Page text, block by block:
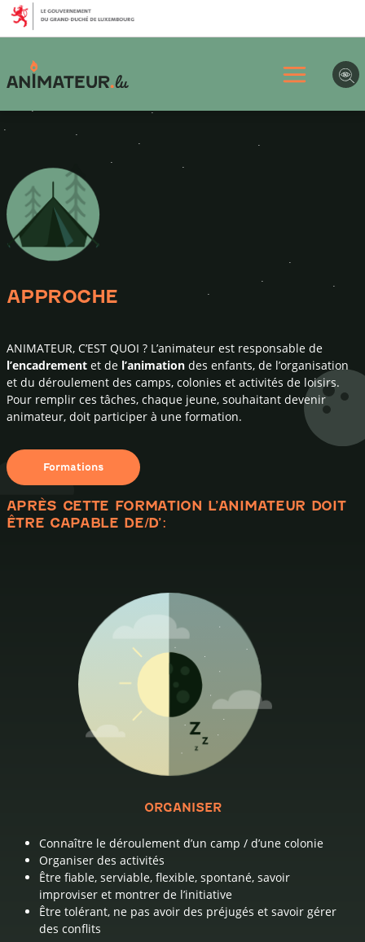
Aller
au
menu
principal
Aller
au
contenu
Aller
au
pied
page
APPROCHE
ANIMATEUR, C’EST QUOI ? L’animateur est responsable de
l’encadrementet de l’animationdes enfants, de l’organisation
et du déroulement des camps, colonies et activités de loisirs.
Pour remplir ces tâches, chaque jeune, souhaitant devenir
animateur, doit participer à une formation.
Formations
APRÈS CETTE FORMATION L’ANIMATEUR DOIT
ÊTRE CAPABLE DE/D’:
ORGANISER
Connaître le déroulement d’un camp / d’une colonie
Organiser des activités
Être fiable, serviable, flexible, spontané, savoir
improviser et montrer de l’initiative
Être tolérant, ne pas avoir des préjugés et savoir gérer
des conflits